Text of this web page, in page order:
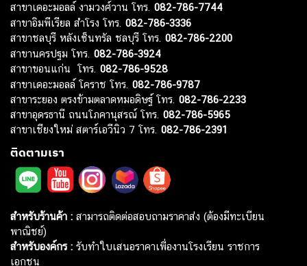
สาขาเดอะมอลล์ งามวงศ์วาน โทร. 082-786-7744
สาขาอิมพีเรียล สำโรง โทร. 082-786-3336
สาขาชลบุรี หลังเซ็นทรัล ชลบุรี โทร. 082-786-2200
สาขานครปฐม โทร. 082-786-3924
สาขาขอนแก่น โทร. 082-786-9528
สาขาเดอะมอลล์ โคราช โทร. 082-786-9787
สาขาระยอง ตรงข้ามตลาดหมอดิษฐ์ โทร. 082-786-2233
สาขาอุดรธานี ถนนโภคานุสรณ์ โทร. 082-786-5965
สาขาเชียงใหม่ สตาร์เอวีนิว 7 โทร. 082-786-2391
ติดตามเรา
สำหรับร้านค้า : สามารถติดต่อสอบถามราคาส่ง (ต้องมีทะเบียน
พาณิชย์)
สำหรับองค์กร : รับทำใบเสนอราคาเพื่องานโรงเรียน ราชการ
เอกชน